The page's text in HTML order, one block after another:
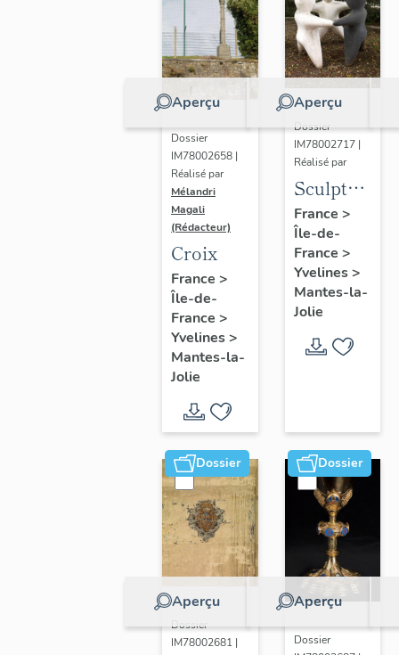
Aperçu
Dossier
IM78002658 |
Réalisé par
Mélandri
Magali
(Rédacteur)
Croix
France >
Île-de-
France >
Yvelines>
Mantes-la-
Jolie
Aperçu
Dossier
IM78002717 |
Réalisé par
Sculpture
: la
Ronde
France >
Île-de-
France >
Yvelines>
Mantes-la-
Jolie
Dossier
Aperçu
Dossier
IM78002681 |
Dossier
Aperçu
Dossier